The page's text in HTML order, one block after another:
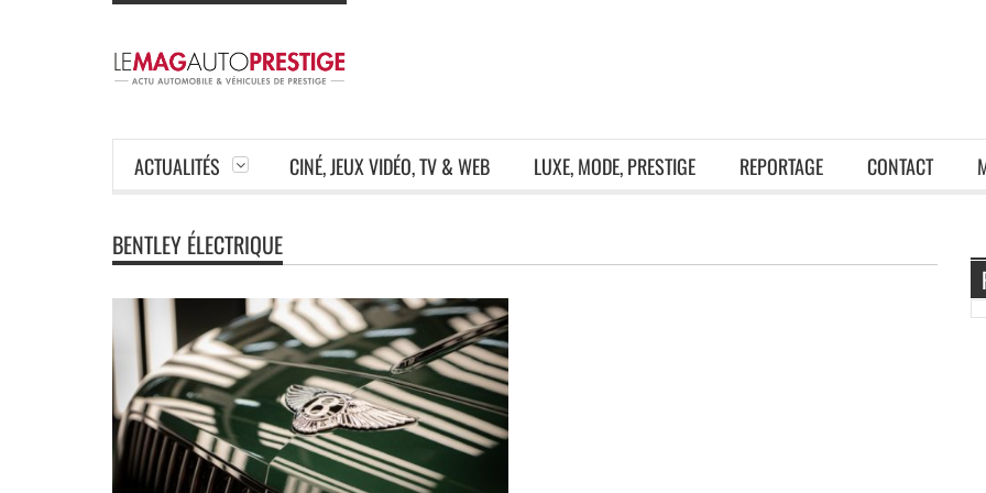
ACTUALITÉS CINÉ, JEUX VIDÉO, TV & WEB LUXE, MODE, PRESTIGE REPORTAGE CONTACT
BENTLEY ÉLECTRIQUE